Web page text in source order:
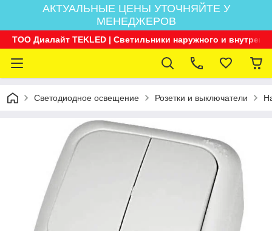
АКТУАЛЬНЫЕ ЦЕНЫ УТОЧНЯЙТЕ У
МЕНЕДЖЕРОВ
ТОО Диалайт TEKLED | Светильники наружного и
Светодиодное освещение Розетки и выключатели